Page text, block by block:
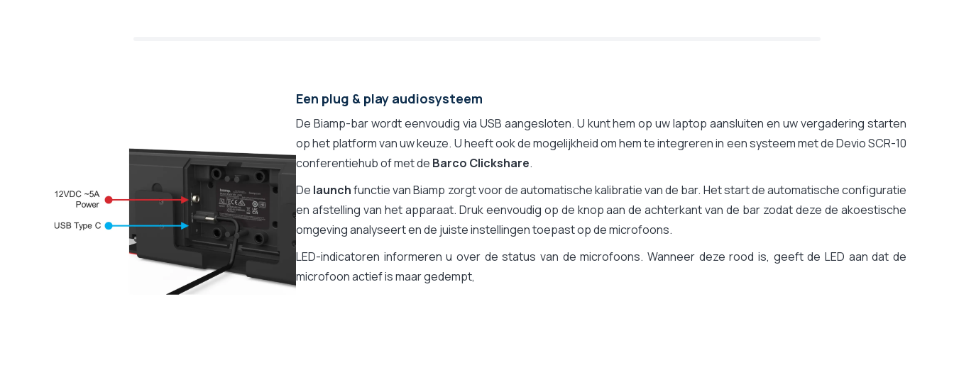
Een plug & play audiosysteem
De Biamp-bar wordt eenvoudig via USB aangesloten. U kunt hem op uw laptop aansluiten en uw vergadering starten
op het platform van uw keuze. U heeft ook de mogelijkheid om hem te integreren in een systeem met de Devio SCR-10
conferentiehub of met de Barco Clickshare.
De launchfunctie van Biamp zorgt voor de automatische kalibratie van de bar. Het start de automatische configuratie
en afstelling van het apparaat. Druk eenvoudig op de knop aan de achterkant van de bar zodat deze de akoestische
omgeving analyseert en de juiste instellingen toepast op de microfoons.
LED-indicatoren informeren u over de status van de microfoons. Wanneer deze rood is, geeft de LED aan dat de
microfoon actief is maar gedempt,